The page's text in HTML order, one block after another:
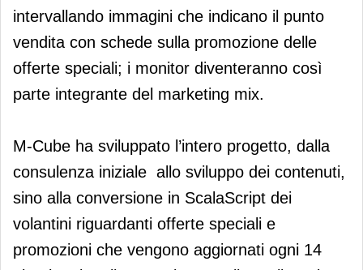
intervallando immagini che indicano il punto
vendita con schede sulla promozione delle
offerte speciali; i monitor diventeranno così
parte integrante del marketing mix.
M-Cube ha sviluppato l’intero progetto, dalla
consulenza iniziale allo sviluppo dei contenuti,
sino alla conversione in ScalaScript dei
volantini riguardanti offerte speciali e
promozioni che vengono aggiornati ogni 14